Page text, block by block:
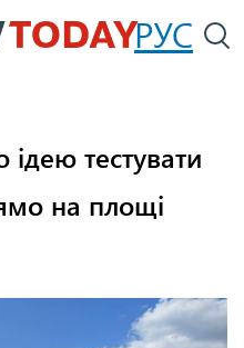
РУС
ідею тестувати
на площі